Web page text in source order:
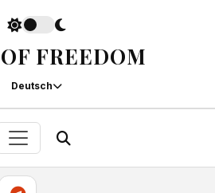
FREEDOM
Deutsch